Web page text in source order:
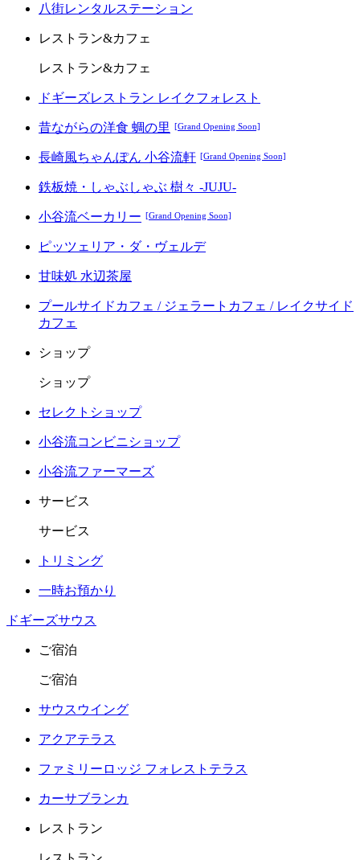
八街レンタルステーション
レストラン&カフェ
レストラン&カフェ
ドギーズレストラン レイクフォレスト
昔ながらの洋食 蜩の里 [Grand Opening Soon]
長崎風ちゃんぽん 小谷流軒 [Grand Opening Soon]
鉄板焼・しゃぶしゃぶ 樹々 -JUJU-
小谷流ベーカリー [Grand Opening Soon]
ピッツェリア・ダ・ヴェルデ
甘味処 水辺茶屋
プールサイドカフェ / ジェラートカフェ / レイクサイド
カフェ
ショップ
ショップ
セレクトショップ
小谷流コンビニショップ
小谷流ファーマーズ
サービス
サービス
トリミング
一時お預かり
ドギーズサウス
ご宿泊
ご宿泊
サウスウイング
アクアテラス
ファミリーロッジ フォレストテラス
カーサブランカ
レストラン